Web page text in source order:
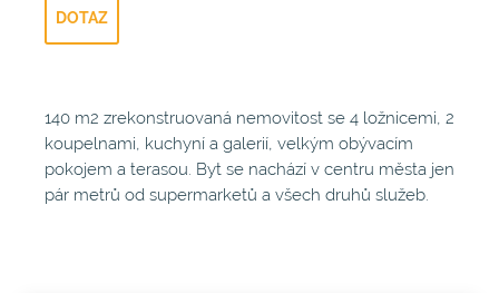
DOTAZ
140 m2 zrekonstruovaná nemovitost se 4 ložnicemi, 2
koupelnami, kuchyní a galerií, velkým obývacím
pokojem a terasou. Byt se nachází v centru města jen
pár metrů od supermarketů a všech druhů služeb.